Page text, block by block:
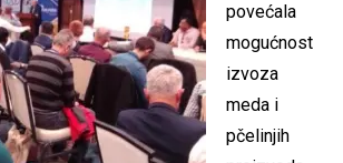
povećala
mogućnost
izvoza
meda i
pčelinjih